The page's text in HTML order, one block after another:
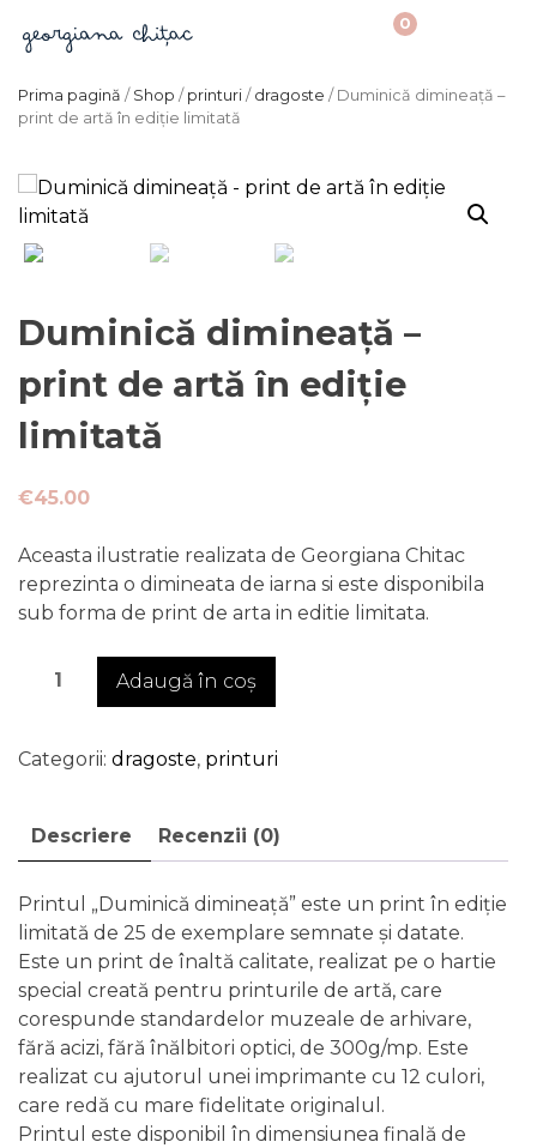
0
Prima pagină / Shop / printuri / dragoste / Duminică dimineață –
print de artă în ediție limitată
Duminică dimineață –
print de artă în ediție
limitată
€45.00
Aceasta ilustratie realizata de Georgiana Chitac
reprezinta o dimineata de iarna si este disponibila
sub forma de print de arta in editie limitata.
Cantitate
-
artă
ediție
limitată
Adaugă în coș
Categorii: dragoste, printuri
Descriere Recenzii (0)
Printul „Duminică dimineață” este un print în ediție
limitată de 25 de exemplare semnate și datate.
Este un print de înaltă calitate, realizat pe o hartie
special creată pentru printurile de artă, care
corespunde standardelor muzeale de arhivare,
fără acizi, fără înălbitori optici, de 300g/mp. Este
realizat cu ajutorul unei imprimante cu 12 culori,
care redă cu mare fidelitate originalul.
Printul este disponibil în dimensiunea finală de